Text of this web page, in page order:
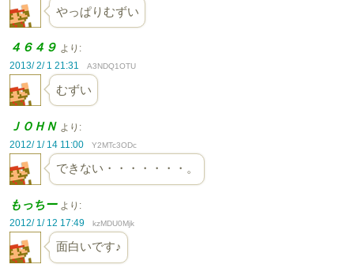
やっぱりむずい
４６４９ より:
2013/ 2/ 1 21:31
A3NDQ1OTU
むずい
ＪＯＨＮ より:
2012/ 1/ 14 11:00
Y2MTc3ODc
できない・・・・・・・。
もっちー より:
2012/ 1/ 12 17:49
kzMDU0Mjk
面白いです♪